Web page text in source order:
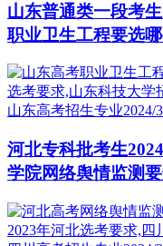
山东普通类一段考
职业卫生工程要选
山东高考招生专业2024/
河北专科批考生
学院网络舆情监测